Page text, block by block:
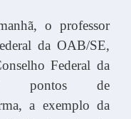
o professor
da OAB/SE,
Federal da
pontos de
a exemplo da